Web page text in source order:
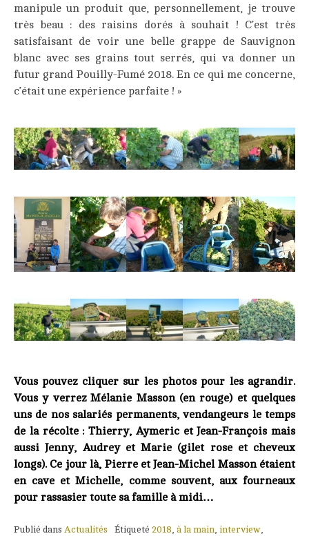
manipule un produit que, personnellement, je trouve
très beau : des raisins dorés à souhait ! C’est très
satisfaisant de voir une belle grappe de Sauvignon
blanc avec ses grains tout serrés, qui va donner un
futur grand Pouilly-Fumé 2018. En ce qui me concerne,
c’était une expérience parfaite ! »
Vous pouvez cliquer sur les photos pour les agrandir.
Vous y verrez Mélanie Masson (en rouge) et quelques
uns de nos salariés permanents, vendangeurs le temps
de la récolte : Thierry, Aymeric et Jean-François mais
aussi Jenny, Audrey et Marie (gilet rose et cheveux
longs). Ce jour là, Pierre et Jean-Michel Masson étaient
en cave et Michelle, comme souvent, aux fourneaux
pour rassasier toute sa famille à midi…
Publié dans Actualités Étiqueté 2018, à la main, interview,